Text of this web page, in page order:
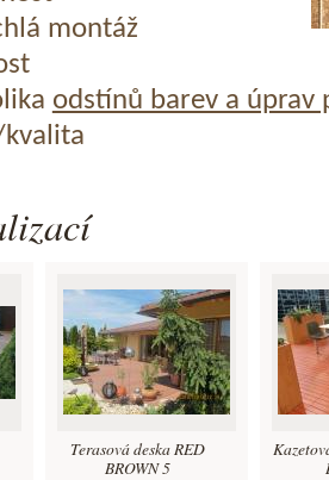
montáž
odstínů barev a úprav
Terasová deska RED
BROWN 5